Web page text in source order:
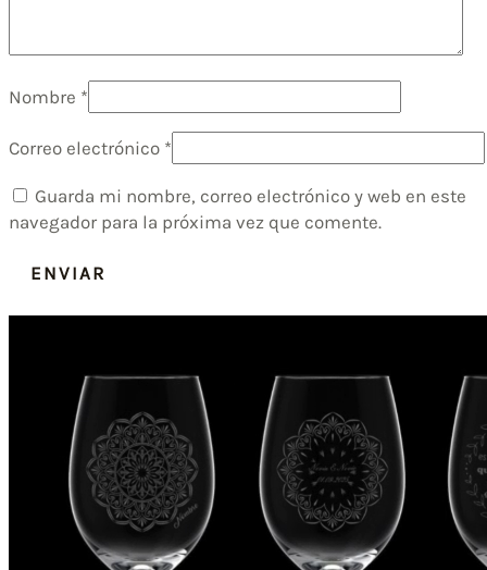
Nombre *
Correo electrónico *
Guarda mi nombre, correo electrónico y web en este
navegador para la próxima vez que comente.